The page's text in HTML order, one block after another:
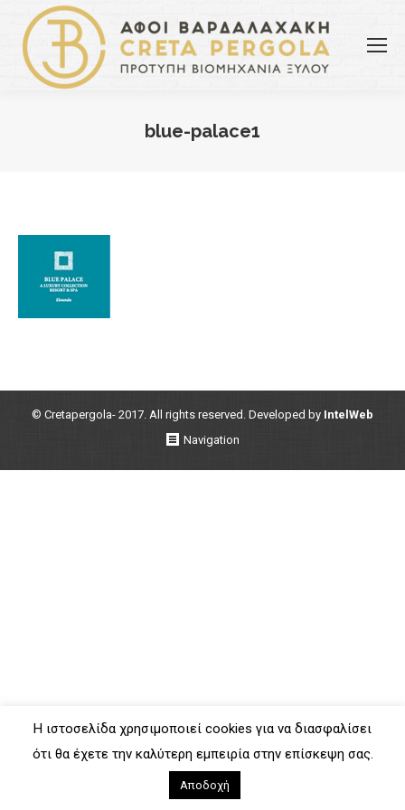
blue-palace1
© Cretapergola- 2017. All rights reserved. Developed by IntelWeb
Navigation
Η ιστοσελίδα χρησιμοποιεί cookies για να διασφαλίσει
ότι θα έχετε την καλύτερη εμπειρία στην επίσκεψη σας.
Αποδοχή